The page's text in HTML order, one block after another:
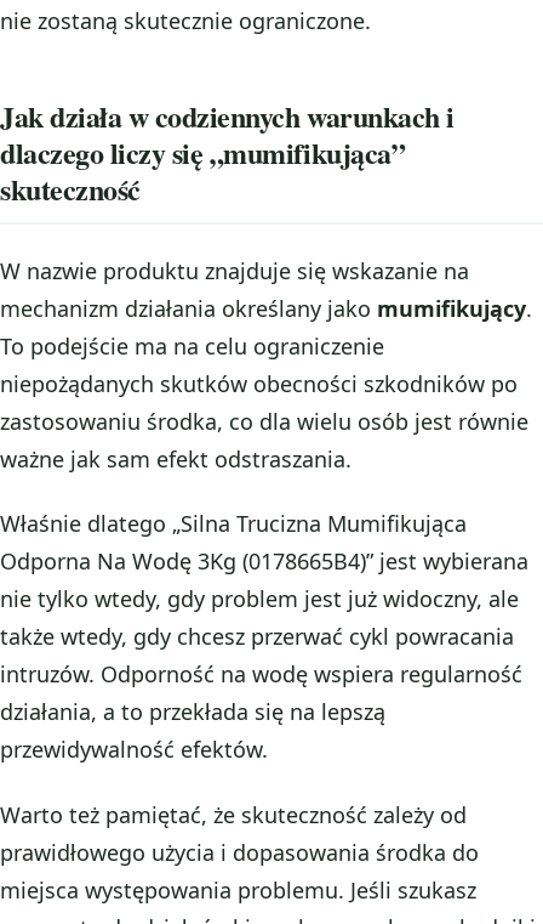
nie zostaną skutecznie ograniczone.
Jak działa w codziennych warunkach i
dlaczego liczy się „mumifikująca”
skuteczność
W nazwie produktu znajduje się wskazanie na
mechanizm działania określany jako mumifikujący.
To podejście ma na celu ograniczenie
niepożądanych skutków obecności szkodników po
zastosowaniu środka, co dla wielu osób jest równie
ważne jak sam efekt odstraszania.
Właśnie dlatego „Silna Trucizna Mumifikująca
Odporna Na Wodę 3Kg (0178665B4)” jest wybierana
nie tylko wtedy, gdy problem jest już widoczny, ale
także wtedy, gdy chcesz przerwać cykl powracania
intruzów. Odporność na wodę wspiera regularność
działania, a to przekłada się na lepszą
przewidywalność efektów.
Warto też pamiętać, że skuteczność zależy od
prawidłowego użycia i dopasowania środka do
miejsca występowania problemu. Jeśli szukasz